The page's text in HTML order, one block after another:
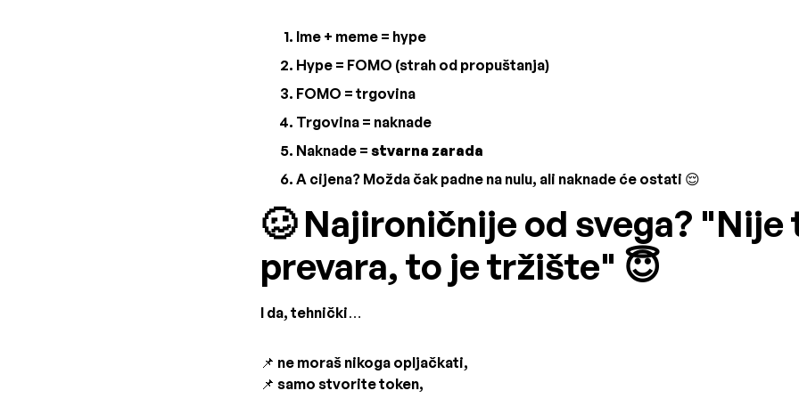
Ime + meme = hype
Hype = FOMO (strah od propuštanja)
FOMO = trgovina
Trgovina = naknade
Naknade = stvarna zarada
A cijena? Možda čak padne na nulu, ali naknade će ostati 😌
🥴 Najironičnije od svega? "Nije
prevara, to je tržište" 😇
I da, tehnički…
📌 ne moraš nikoga opljačkati,
📌 samo stvorite token,